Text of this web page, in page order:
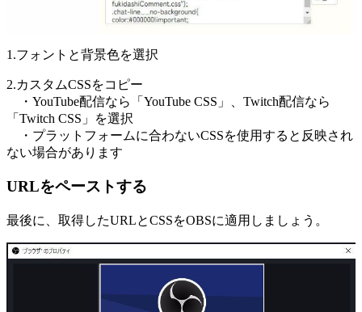
1.フォントと背景色を選択
2.カスタムCSSをコピー
・YouTube配信なら「YouTube CSS」、Twitch配信なら
「Twitch CSS」を選択
・プラットフォームに合わないCSSを使用すると反映され
ない場合があります
URLをペーストする
最後に、取得したURLとCSSをOBSに適用しましょう。